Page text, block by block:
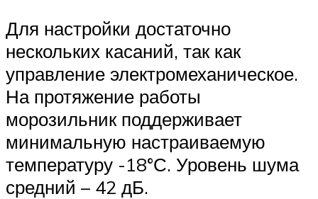
Для настройки достаточно
нескольких касаний, так как
управление электромеханическое.
На протяжение работы
морозильник поддерживает
минимальную настраиваемую
температуру -18°С. Уровень шума
средний – 42 дБ.